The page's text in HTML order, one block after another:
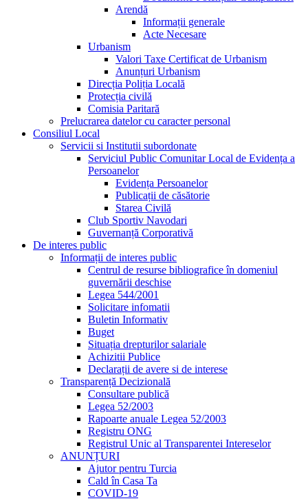
Arendă
Informații generale
Acte Necesare
Urbanism
Valori Taxe Certificat de Urbanism
Anunțuri Urbanism
Direcția Poliția Locală
Protecția civilă
Comisia Paritară
Prelucrarea datelor cu caracter personal
Consiliul Local
Servicii si Institutii subordonate
Serviciul Public Comunitar Local de Evidența a
Persoanelor
Evidența Persoanelor
Publicații de căsătorie
Starea Civilă
Club Sportiv Navodari
Guvernanță Corporativă
De interes public
Informații de interes public
Centrul de resurse bibliografice în domeniul
guvernării deschise
Legea 544/2001
Solicitare infomatii
Buletin Informativ
Buget
Situația drepturilor salariale
Achizitii Publice
Declarații de avere si de interese
Transparență Decizională
Consultare publică
Legea 52/2003
Rapoarte anuale Legea 52/2003
Registru ONG
Registrul Unic al Transparentei Intereselor
ANUNȚURI
Ajutor pentru Turcia
Cald în Casa Ta
COVID-19